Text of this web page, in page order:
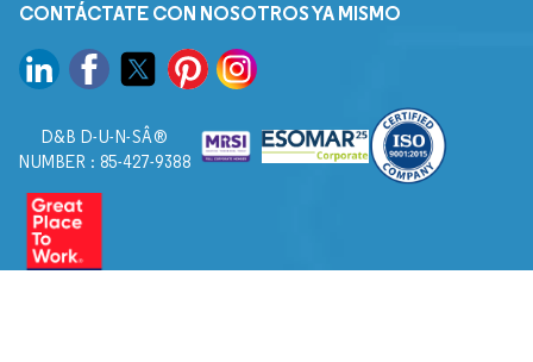
CONTÁCTATE CON NOSOTROS YA MISMO
D&B D-U-N-SÂ®
NUMBER : 85-427-9388